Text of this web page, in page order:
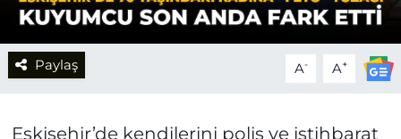
Paylaş A- A+
Eskişehir’de kendilerini polis ve istihbarat